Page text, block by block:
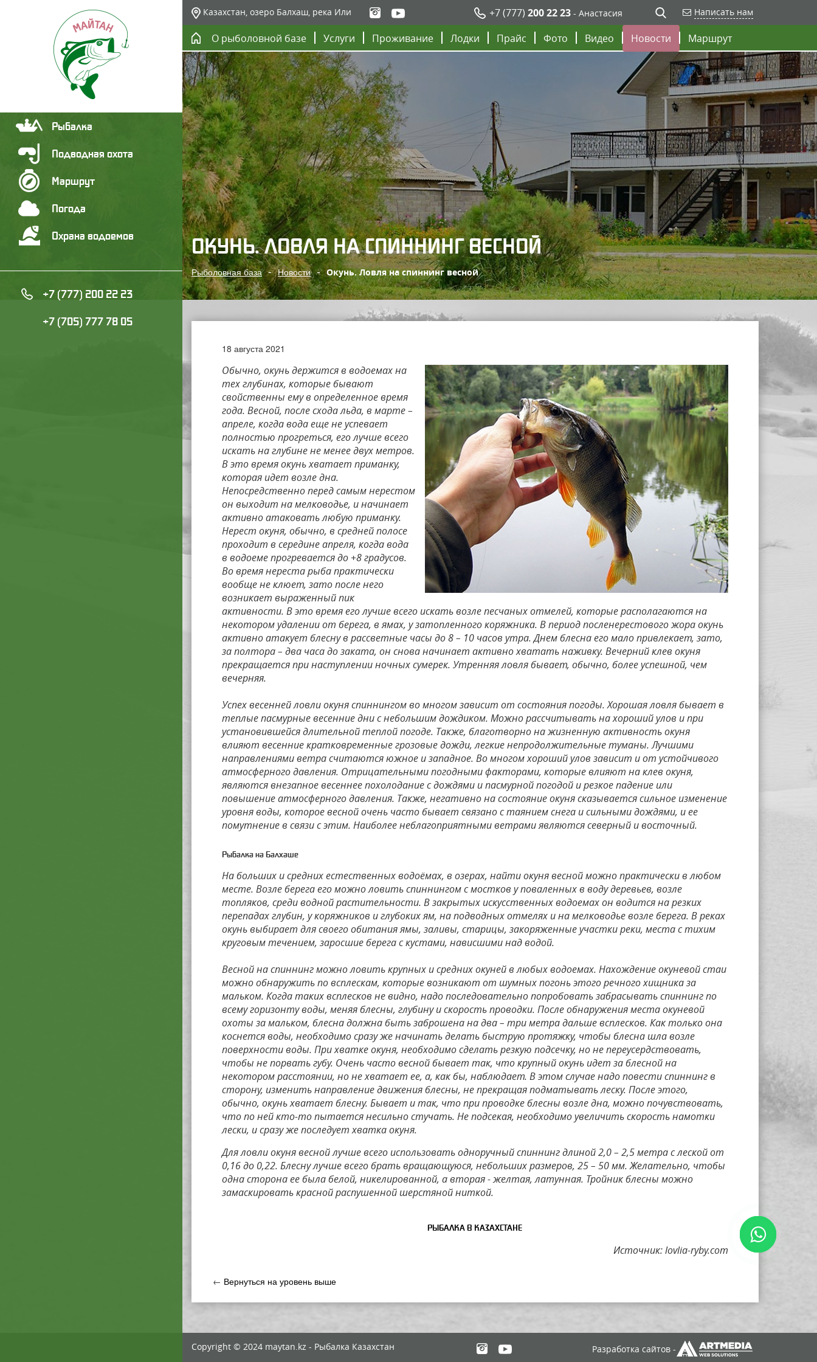
Рыбалка
Подводная охота
Маршрут
Погода
Охрана водоемов
+7 (777) 200 22 23
+7 (705) 777 78 05
Казахстан, озеро Балхаш, река Или +7 (777)200 22 23 - Анастасия Написать нам
О рыболовной базе Услуги Проживание Лодки Прайс Фото Видео Новости Маршрут
ОКУНЬ. ЛОВЛЯ НА СПИННИНГ ВЕСНОЙ
Рыболовная база Новости Окунь. Ловля на спиннинг весной
18 августа 2021
Обычно, окунь держится в водоемах на
тех глубинах, которые бывают
свойственны ему в определенное время
года. Весной, после схода льда, в марте –
апреле, когда вода еще не успевает
полностью прогреться, его лучше всего
искать на глубине не менее двух метров.
В это время окунь хватает приманку,
которая идет возле дна.
Непосредственно перед самым нерестом
он выходит на мелководье, и начинает
активно атаковать любую приманку.
Нерест окуня, обычно, в средней полосе
проходит в середине апреля, когда вода
в водоеме прогревается до +8 градусов.
Во время нереста рыба практически
вообще не клюет, зато после него
возникает выраженный пик
активности. В это время его лучше всего искать возле песчаных отмелей, которые располагаются на
некотором удалении от берега, в ямах, у затопленного коряжника. В период посленерестового жора окунь
активно атакует блесну в рассветные часы до 8 – 10 часов утра. Днем блесна его мало привлекает, зато,
за полтора – два часа до заката, он снова начинает активно хватать наживку. Вечерний клев окуня
прекращается при наступлении ночных сумерек. Утренняя ловля бывает, обычно, более успешной, чем
вечерняя.
Успех весенней ловли окуня спиннингом во многом зависит от состояния погоды. Хорошая ловля бывает в
теплые пасмурные весенние дни с небольшим дождиком. Можно рассчитывать на хороший улов и при
установившейся длительной теплой погоде. Также, благотворно на жизненную активность окуня
влияют весенние кратковременные грозовые дожди, легкие непродолжительные туманы. Лучшими
направлениями ветра считаются южное и западное. Во многом хороший улов зависит и от устойчивого
атмосферного давления. Отрицательными погодными факторами, которые влияют на клев окуня,
являются внезапное весеннее похолодание с дождями и пасмурной погодой и резкое падение или
повышение атмосферного давления. Также, негативно на состояние окуня сказывается сильное изменение
уровня воды, которое весной очень часто бывает связано с таянием снега и сильными дождями, и ее
помутнение в связи с этим. Наиболее неблагоприятными ветрами являются северный и восточный.
Рыбалка на Балхаше
На больших и средних естественных водоёмах, в озерах, найти окуня весной можно практически в любом
месте. Возле берега его можно ловить спиннингом с мостков у поваленных в воду деревьев, возле
топляков, среди водной растительности. В закрытых искусственных водоемах он водится на резких
перепадах глубин, у коряжников и глубоких ям, на подводных отмелях и на мелководье возле берега. В реках
окунь выбирает для своего обитания ямы, заливы, старицы, закоряженные участки реки, места с тихим
круговым течением, заросшие берега с кустами, нависшими над водой.
Весной на спиннинг можно ловить крупных и средних окуней в любых водоемах. Нахождение окуневой стаи
можно обнаружить по всплескам, которые возникают от шумных погонь этого речного хищника за
мальком. Когда таких всплесков не видно, надо последовательно попробовать забрасывать спиннинг по
всему горизонту воды, меняя блесны, глубину и скорость проводки. После обнаружения места окуневой
охоты за мальком, блесна должна быть заброшена на два – три метра дальше всплесков. Как только она
коснется воды, необходимо сразу же начинать делать быструю протяжку, чтобы блесна шла возле
поверхности воды. При хватке окуня, необходимо сделать резкую подсечку, но не переусердствовать,
чтобы не порвать губу. Очень часто весной бывает так, что крупный окунь идет за блесной на
некотором расстоянии, но не хватает ее, а, как бы, наблюдает. В этом случае надо повести спиннинг в
сторону, изменить направление движения блесны, не прекращая подматывать леску. После этого,
обычно, окунь хватает блесну. Бывает и так, что при проводке блесны возле дна, можно почувствовать,
что по ней кто-то пытается несильно стучать. Не подсекая, необходимо увеличить скорость намотки
лески, и сразу же последует хватка окуня.
Для ловли окуня весной лучше всего использовать одноручный спиннинг длиной 2,0 – 2,5 метра с леской от
0,16 до 0,22. Блесну лучше всего брать вращающуюся, небольших размеров, 25 – 50 мм. Желательно, чтобы
одна сторона ее была белой, никелированной, а вторая - желтая, латунная. Тройник блесны можно
замаскировать красной распушенной шерстяной ниткой.
РЫБАЛКА В КАЗАХСТАНЕ
Источник: lovlia-ryby.com
← Вернуться на уровень выше
Copyright © 2024 maytan.kz - Рыбалка Казахстан Разработка сайтов -